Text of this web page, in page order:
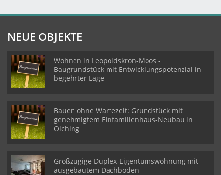
NEUE OBJEKTE
Wohnen in Leopoldskron-Moos -
Baugrundstück mit Entwicklungspotenzial in
begehrter Lage
Bauen ohne Wartezeit: Grundstück mit
genehmigtem Einfamilienhaus-Neubau in
Olching
Großzügige Duplex-Eigentumswohnung mit
ausgebautem Dachboden